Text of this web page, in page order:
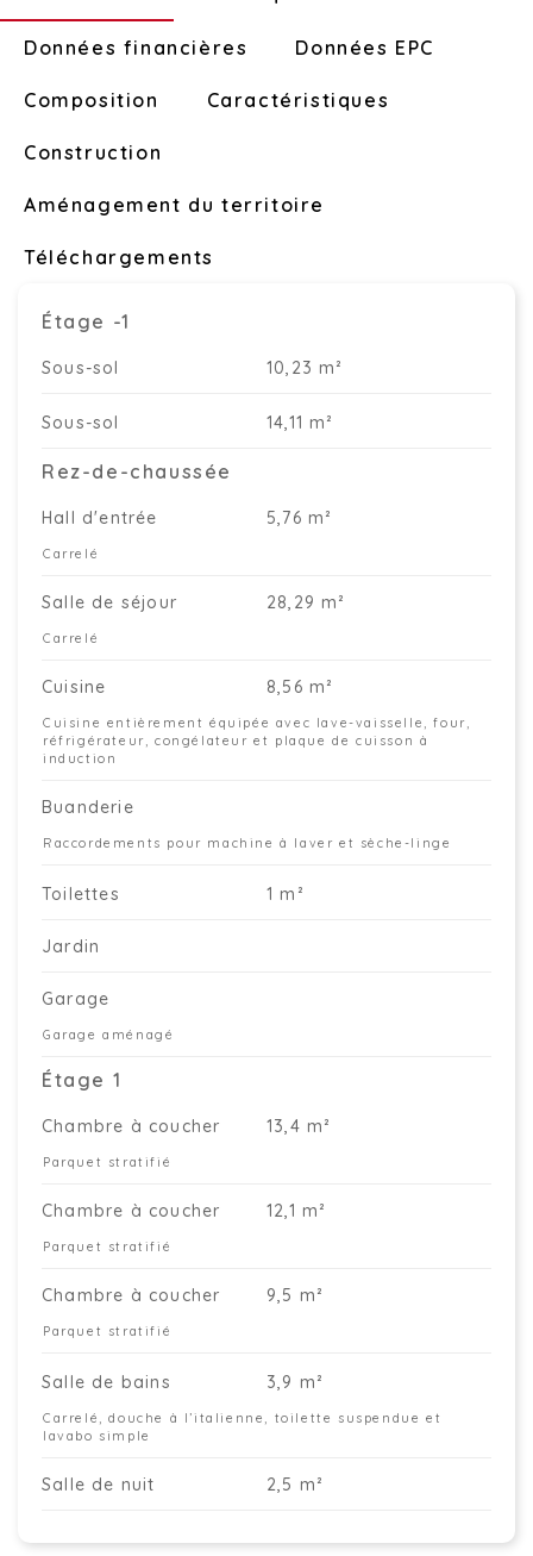
Données financières Données EPC
Composition Caractéristiques
Construction
Aménagement du territoire
Téléchargements
Étage -1
Sous-sol 10,23 m²
Sous-sol 14,11 m²
Rez-de-chaussée
Hall d'entrée 5,76 m²
Carrelé
Salle de séjour 28,29 m²
Carrelé
Cuisine 8,56 m²
Cuisine entièrement équipée avec lave-vaisselle, four,
réfrigérateur, congélateur et plaque de cuisson à
induction
Buanderie
Raccordements pour machine à laver et sèche-linge
Toilettes 1 m²
Jardin
Garage
Garage aménagé
Étage 1
Chambre à coucher 13,4 m²
Parquet stratifié
Chambre à coucher 12,1 m²
Parquet stratifié
Chambre à coucher 9,5 m²
Parquet stratifié
Salle de bains 3,9 m²
Carrelé, douche à l’italienne, toilette suspendue et
lavabo simple
Salle de nuit 2,5 m²